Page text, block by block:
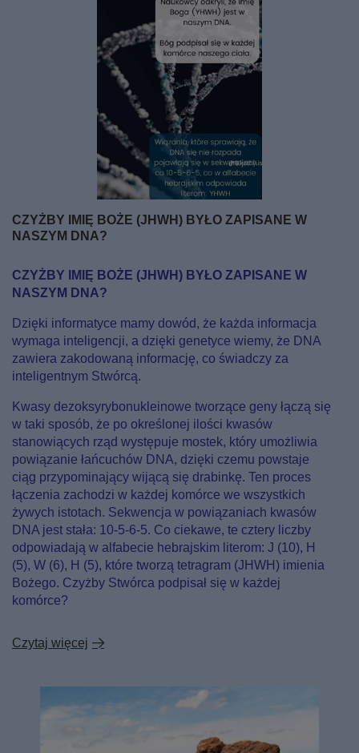
CZYŻBY IMIĘ BOŻE (JHWH) BYŁO ZAPISANE W
NASZYM DNA?
CZYŻBY IMIĘ BOŻE (JHWH) BYŁO ZAPISANE W
NASZYM DNA?
Dzięki informatyce mamy dowód, że każda informacja
wymaga inteligencji, a dzięki genetyce wiemy, że DNA
zawiera zakodowaną informację, co świadczy za
inteligentnym Stwórcą.
Kwasy dezoksyrybonukleinowe tworzące geny łączą się
w taki sposób, że po określonej ilości kwasów
stanowiących rząd występuje mostek, który umożliwia
powiązanie łańcuchów DNA, dzięki czemu powstaje
ciąg przypominający wijącą się drabinkę. Ten proces
łączenia zachodzi w każdej komórce we wszystkich
żywych istotach. Sekwencja w powiązaniach kwasów
DNA jest stała: 10-5-6-5. Co ciekawe, te cztery liczby
odpowiadają w alfabecie hebrajskim literom: J (10), H
(5), W (6), H (5), które tworzą tetragram (JHWH) imienia
Bożego. Czyżby Stwórca podpisał się w każdej
komórce?
Czytaj więcej